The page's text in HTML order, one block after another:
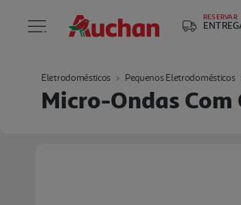
RESERVAR
Eletrodomésticos Pequenos Eletrodomésticos
Micro-Ondas